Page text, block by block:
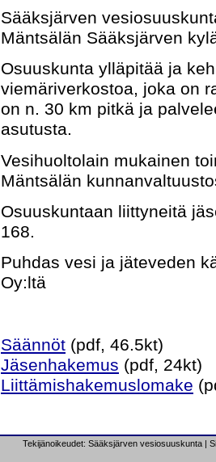
Sääksjärven
Mäntsälän Sääksjärven
Osuuskunta ylläpitää ja
viemäriverkostoa, joka on
on n. 30 km pitkä ja
asutusta.
Vesihuoltolain mukainen
Mäntsälän
Osuuskuntaan liittyneitä
168.
Puhdas vesi ja jäteveden
Oy:ltä
Säännöt (pdf, 46.5kt)
Jäsenhakemus (pdf, 24kt)
Liittämishakemuslomake
Tekijänoikeudet: Sääksjärven vesiosuuskunta |